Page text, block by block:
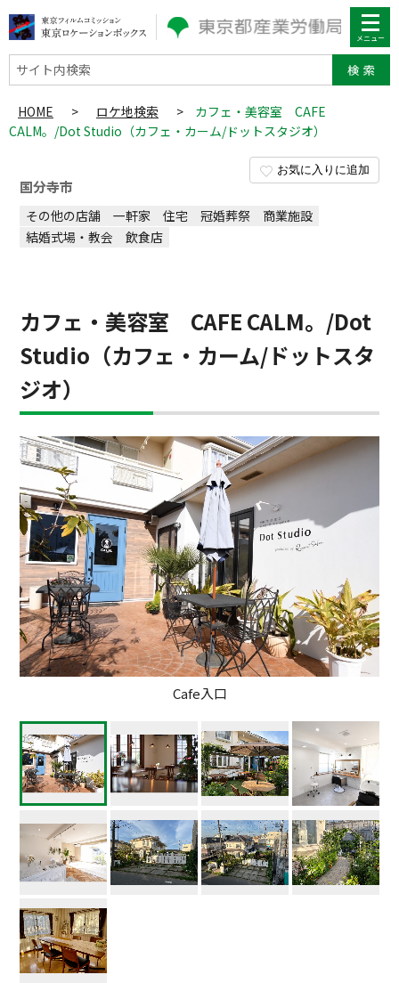
サイト内検索
HOME > ロケ地検索 >
カフェ・美容室 CAFE
CALM。/Dot Studio（カフェ・カーム/ドットスタジオ）
お気に入りに追加
国分寺市
その他の店舗 一軒家 住宅 冠婚葬祭
商業施設
結婚式場・教会
飲食店
カフェ・美容室 CAFE CALM。/Dot
Studio（カフェ・カーム/ドットスタ
ジオ）
Cafe入口